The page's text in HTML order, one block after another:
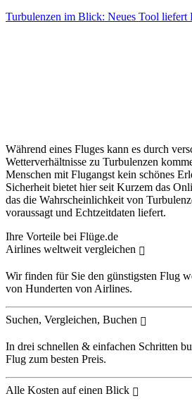
Turbulenzen im Blick: Neues Tool liefert
Während eines Fluges kann es durch
Wetterverhältnisse zu Turbulenzen
Menschen mit Flugangst kein schönes
Sicherheit bietet hier seit Kurzem das
das die Wahrscheinlichkeit von
voraussagt und Echtzeitdaten liefert.
Ihre Vorteile bei Flüge.de
Airlines weltweit vergleichen
Wir finden für Sie den günstigsten Flug
von Hunderten von Airlines.
Suchen, Vergleichen, Buchen
In drei schnellen & einfachen Schritten
Flug zum besten Preis.
Alle Kosten auf einen Blick